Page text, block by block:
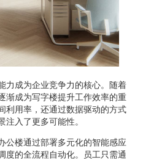
力成为企业竞争力的核心。随着
渐成为写字楼提升工作效率的重
利用率，还通过数据驱动的方式
入了更多可能性。
公楼通过部署多元化的智能感应
度的全流程自动化。员工只需通